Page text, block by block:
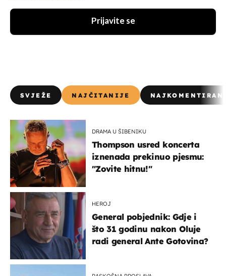
Prijavite se
SVJEŽE NAJČITANIJE
DRAMA U ŠIBENIKU
Thompson usred koncerta
iznenada prekinuo pjesmu:
"Zovite hitnu!"
HEROJ
General pobjednik: Gdje i
što 31 godinu nakon Oluje
radi general Ante Gotovina?